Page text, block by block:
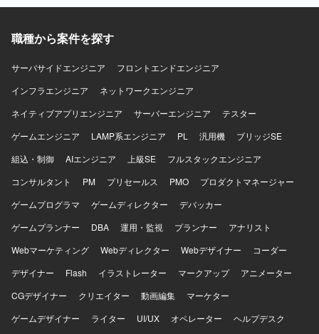
す。 【開発環境】 SAP S/4HANA（MMモジュール）、アド
す。
職種から案件を探す
サーバサイドエンジニア
フロントエンドエンジニア
インフラエンジニア
ネットワークエンジニア
ネイティブアプリエンジニア
サーバーエンジニア
テスター
ゲームエンジニア
LAMP系エンジニア PL 汎用機
ブリッジSE
組込・制御
AIエンジニア 上級SE
フルスタックエンジニア
コンサルタント
PM プリセールス PMO
プロダクトマネージャー
ゲームプログラマ
ゲームディレクター
デバッカー
ゲームプランナー
DBA 運用・監視 プランナー
アナリスト
Webマーケティング
Webディレクター Webデザイナー
コーダー
デザイナー
Flash イラストレーター マークアップ
アニメーター
CGデザイナー
クリエイター 動画編集
マーケター
ゲームデザイナー
ライター UI/UX オペレーター
ヘルプデスク